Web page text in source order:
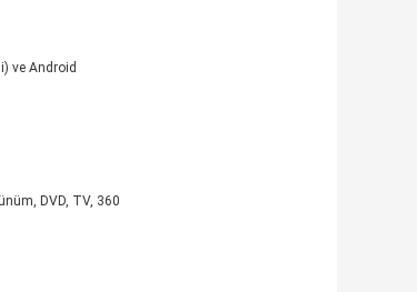
ve Android
DVD, TV, 360